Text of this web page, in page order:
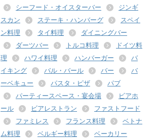
シーフード・オイスターバー
ジンギ
スカン
ステーキ・ハンバーグ
スペイ
ン料理
タイ料理
ダイニングバー
ダーツバー
トルコ料理
ドイツ料
理
ハワイ料理 ハンバーガー
バ
イキング
バル・バール バー
バ
ーベキュー
パスタ・ピザ
パブ
パーティースペース・宴会場
ビアホ
ール
ビアレストラン
ファストフード
ファミレス
フランス料理
ベトナ
ム料理
ベルギー料理
ベーカリー